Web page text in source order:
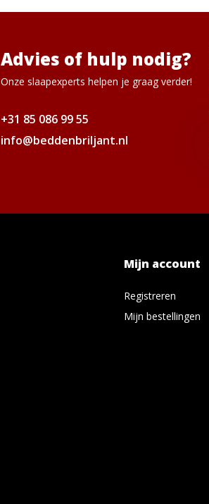
Advies of hulp nodig?
Onze slaapexperts helpen je graag verder!
+31 85 086 99 55
info@beddenbriljant.nl
Mijn account
Registreren
Mijn bestellingen